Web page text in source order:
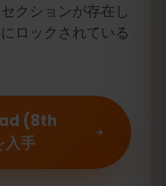
クションが存在し
ロックされている
(8th
手